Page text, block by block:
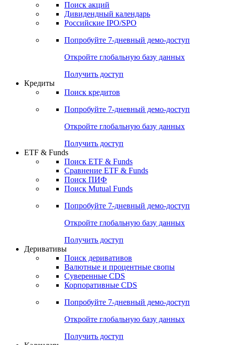
Откройте глобальную базу данных
Получить доступ
Поиск акций
Российские IPO/SPO
Попробуйте7-дневный
Откройте глобальную базу данных
Получить доступ
Поиск кредитов
Попробуйте7-дневный
Откройте глобальную базу данных
Получить доступ
ETF & Funds
Сравнение ETF & Funds
Поиск Mutual Funds
Попробуйте7-дневный
Откройте глобальную базу данных
Получить доступ
Деривативы
Валютные и процентные свопы
Корпоративные CDS
Попробуйте7-дневный